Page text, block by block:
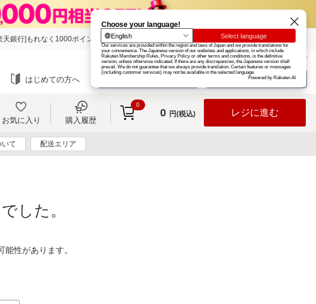
天銀行]もれなく1000ポイント 楽天グループ カード
お知らせ ヘルプ
はじめての方へ ログイン
お気に入り 購入履歴
0
0 円(税込) レジに進む
て 配送エリア
した。
性があります。